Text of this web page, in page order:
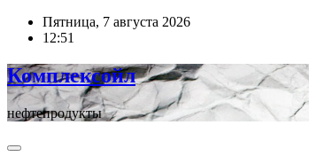
ПерейтиПятница, 7 августа 2026
12:51
Комплексойл
нефтепродукты